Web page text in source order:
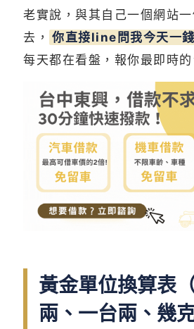
老實說，與其自己一個網站
去， 你直接line問我今天一
每天都在看盤，報你最即時的
黃金單位換算表
兩、一台兩、幾